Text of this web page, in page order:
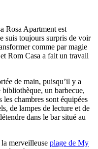
Rosa Apartment est
suis toujours surpris de voir
comme par magie
Rom Casa a fait un travail
de main, puisqu’il y a
un barbecue,
chambres sont équipées
de lampes de lecture et de
dans le bar situé au
la merveilleuse plage de My